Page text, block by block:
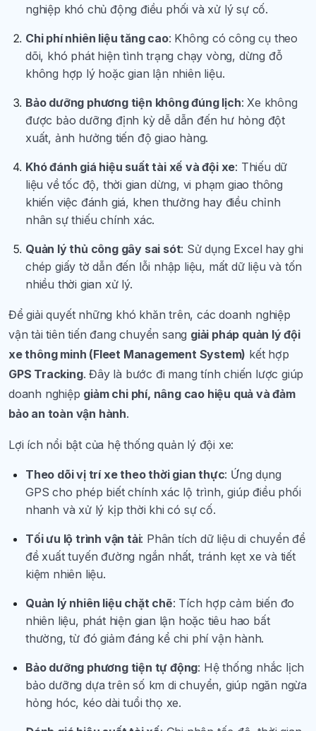
nghiệp khó chủ động điều phối và xử lý sự cố.
Chi phí nhiên liệu tăng cao: Không có công cụ theo
dõi, khó phát hiện tình trạng chạy vòng, dừng đỗ
không hợp lý hoặc gian lận nhiên liệu.
Bảo dưỡng phương tiện không đúng lịch: Xe không
được bảo dưỡng định kỳ dễ dẫn đến hư hỏng đột
xuất, ảnh hưởng tiến độ giao hàng.
Khó đánh giá hiệu suất tài xế và đội xe: Thiếu dữ
liệu về tốc độ, thời gian dừng, vi phạm giao thông
khiến việc đánh giá, khen thưởng hay điều chỉnh
nhân sự thiếu chính xác.
Quản lý thủ công gây sai sót: Sử dụng Excel hay ghi
chép giấy tờ dẫn đến lỗi nhập liệu, mất dữ liệu và tốn
nhiều thời gian xử lý.
Để giải quyết những khó khăn trên, các doanh nghiệp
vận tải tiên tiến đang chuyển sang giải pháp quản lý đội
xe thông minh (Fleet Management System) kết hợp
GPS Tracking. Đây là bước đi mang tính chiến lược giúp
doanh nghiệp giảm chi phí, nâng cao hiệu quả và đảm
bảo an toàn vận hành.
Lợi ích nổi bật của hệ thống quản lý đội xe:
Theo dõi vị trí xe theo thời gian thực: Ứng dụng
GPS cho phép biết chính xác lộ trình, giúp điều phối
nhanh và xử lý kịp thời khi có sự cố.
Tối ưu lộ trình vận tải: Phân tích dữ liệu di chuyển để
đề xuất tuyến đường ngắn nhất, tránh kẹt xe và tiết
kiệm nhiên liệu.
Quản lý nhiên liệu chặt chẽ: Tích hợp cảm biến đo
nhiên liệu, phát hiện gian lận hoặc tiêu hao bất
thường, từ đó giảm đáng kể chi phí vận hành.
Bảo dưỡng phương tiện tự động: Hệ thống nhắc lịch
bảo dưỡng dựa trên số km di chuyển, giúp ngăn ngừa
hỏng hóc, kéo dài tuổi thọ xe.